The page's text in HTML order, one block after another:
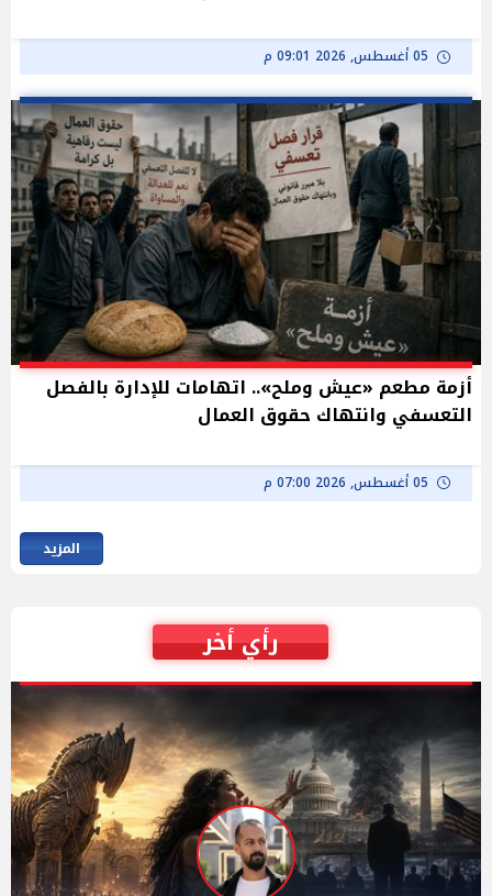
05 أغسطس, 2026 09:01 م
أزمة مطعم «عيش وملح».. اتهامات للإدارة بالفصل
التعسفي وانتهاك حقوق العمال
05 أغسطس, 2026 07:00 م
المزيد
رأي أخر